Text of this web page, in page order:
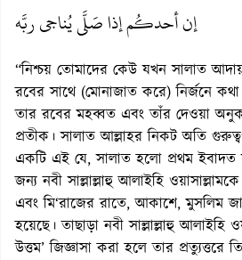
إن أحدكُم إذا صَلَّى يُناجي ربَّه
“নিশ্চয় তোমাদের কেউ যখন সালাত
রবের সাথে (মোনাজাত করে) নির্জনে
তার রবের মহব্বত এবং তাঁর দেওয়া
প্রতীক। সালাত আল্লাহর নিকট অতি
একটি এই যে, সালাত হলো প্রথম ইবাদত
জন্য নবী সাল্লাল্লাহু আলাইহি
এবং মি‘রাজের রাতে, আকাশে, মুসলিম
হয়েছে। তাছাড়া নবী সাল্লাল্লাহু
উত্তম’ জিজ্ঞাসা করা হলে তার প্রত্যুত্তরে